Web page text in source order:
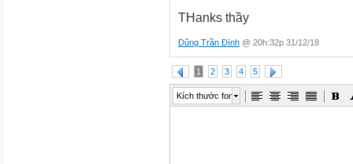
THanks thầy
Dũng Trần Đình @ 20h:32p 31/12/18
1 2 3 4 5
Kích thước font